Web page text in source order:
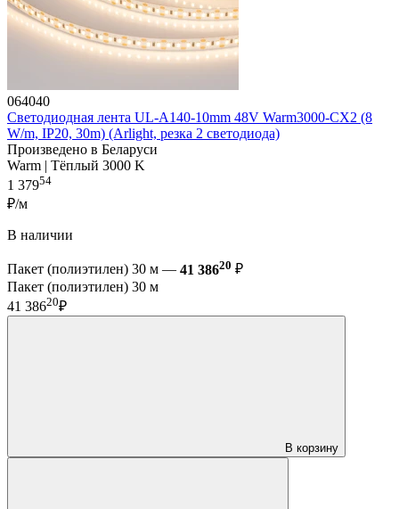
064040
Светодиодная лента UL-A140-10mm 48V Warm3000-CX2 (8
W/m, IP20, 30m) (Arlight, резка 2 светодиода)
Произведено в Беларуси
Warm | Тёплый 3000 K
1 37954
₽/м
В наличии
Пакет (полиэтилен) 30 м — 41 38620 ₽
Пакет (полиэтилен) 30 м
41 38620₽
В корзину